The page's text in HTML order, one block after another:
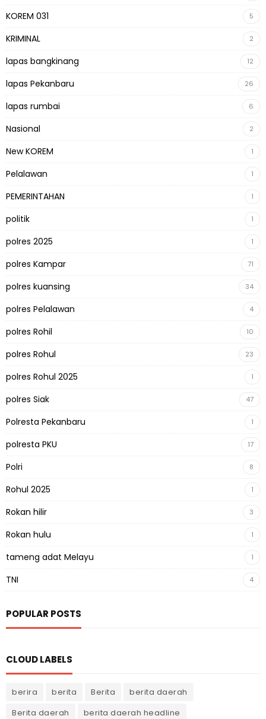
KOREM 031 5
KRIMINAL 2
lapas bangkinang 12
lapas Pekanbaru 26
lapas rumbai 6
Nasional 2
New KOREM 1
Pelalawan 1
PEMERINTAHAN 1
politik 1
polres 2025 1
polres Kampar 71
polres kuansing 34
polres Pelalawan 4
polres Rohil 10
polres Rohul 23
polres Rohul 2025 1
polres Siak 47
Polresta Pekanbaru 1
polresta PKU 17
Polri 8
Rohul 2025 1
Rokan hilir 3
Rokan hulu 1
tameng adat Melayu 1
TNI 4
POPULAR POSTS
CLOUD LABELS
berira berita Berita
berita daerah
Berita daerah
berita daerah headline